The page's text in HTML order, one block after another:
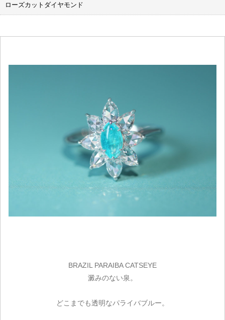
ローズカットダイヤモンド
BRAZIL PARAIBA CATSEYE
澱みのない泉。
どこまでも透明なパライバブルー。